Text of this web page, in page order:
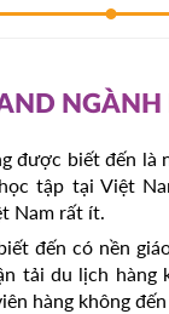
NGÀNH
được biết đến
tập tại Việt
Nam rất ít.
đến có nền
tải du lịch
hàng không